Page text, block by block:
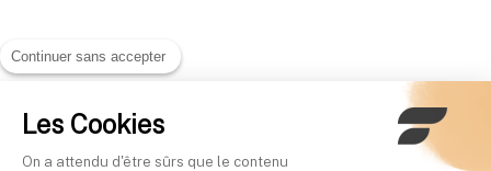
Continuer sans accepter
Les Cookies
On a attendu d'être sûrs que le contenu